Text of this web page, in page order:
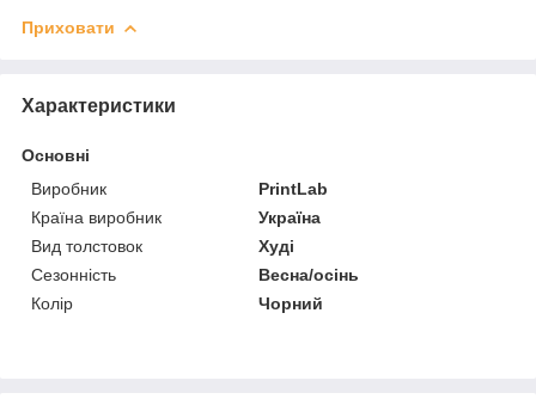
Приховати
Характеристики
Основні
Виробник
PrintLab
Країна виробник
Україна
Вид толстовок
Худі
Сезонність
Весна/осінь
Колір
Чорний